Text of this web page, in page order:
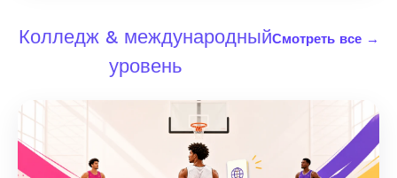
Колледж & международный
уровень
Смотреть все →